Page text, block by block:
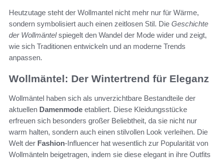
Heutzutage steht der Wollmantel nicht mehr nur für Wärme,
sondern symbolisiert auch einen zeitlosen Stil. Die Geschichte
der Wollmäntelspiegelt den Wandel der Mode wider und zeigt,
wie sich Traditionen entwickeln und an moderne Trends
anpassen.
Wollmäntel: Der Wintertrend für Eleganz
Wollmäntel haben sich als unverzichtbare Bestandteile der
aktuellen Damenmode etabliert. Diese Kleidungsstücke
erfreuen sich besonders großer Beliebtheit, da sie nicht nur
warm halten, sondern auch einen stilvollen Look verleihen. Die
Welt der Fashion-Influencer hat wesentlich zur Popularität von
Wollmänteln beigetragen, indem sie diese elegant in ihre Outfits